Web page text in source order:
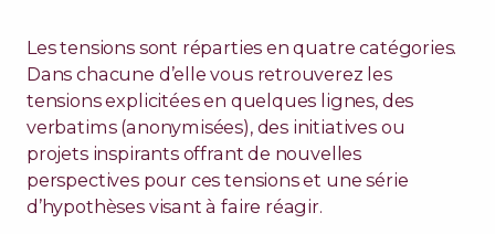
Les tensions sont réparties en quatre catégories.
Dans chacune d’elle vous retrouverez les
tensions explicitées en quelques lignes, des
verbatims (anonymisées), des initiatives ou
projets inspirants offrant de nouvelles
perspectives pour ces tensions et une série
d’hypothèses visant à faire réagir.